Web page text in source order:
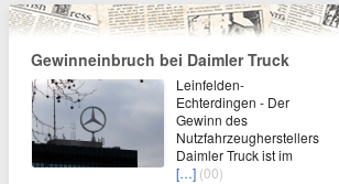
Gewinneinbruch bei Daimler Truck
Leinfelden-
Echterdingen - Der
Gewinn des
Nutzfahrzeugherstellers
Daimler Truck ist im
[…] (00)